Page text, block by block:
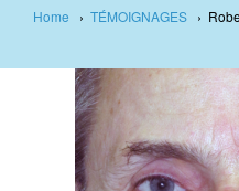
Home › TÉMOIGNAGES ›